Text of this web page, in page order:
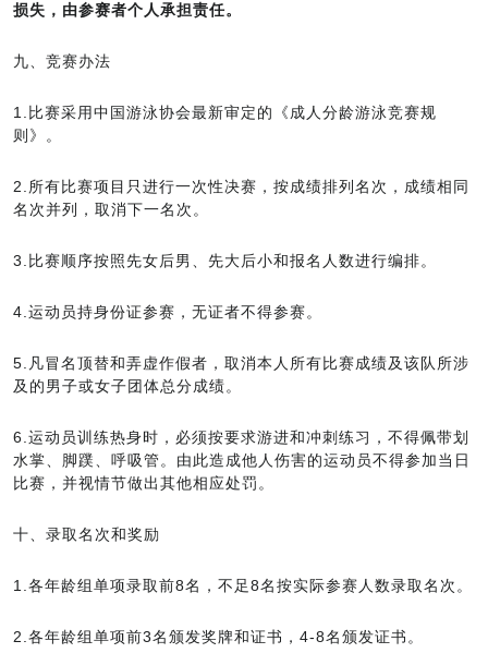
损失，由参赛者个人承担责任。
九、竞赛办法
1.比赛采用中国游泳协会最新审定的《成人分龄游泳竞赛规
则》。
2.所有比赛项目只进行一次性决赛，按成绩排列名次，成绩相同
名次并列，取消下一名次。
3.比赛顺序按照先女后男、先大后小和报名人数进行编排。
4.运动员持身份证参赛，无证者不得参赛。
5.凡冒名顶替和弄虚作假者，取消本人所有比赛成绩及该队所涉
及的男子或女子团体总分成绩。
6.运动员训练热身时，必须按要求游进和冲刺练习，不得佩带划
水掌、脚蹼、呼吸管。由此造成他人伤害的运动员不得参加当日
比赛，并视情节做出其他相应处罚。
十、录取名次和奖励
1.各年龄组单项录取前8名，不足8名按实际参赛人数录取名次。
2.各年龄组单项前3名颁发奖牌和证书，4-8名颁发证书。